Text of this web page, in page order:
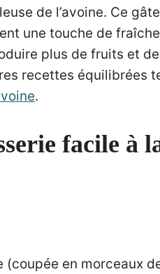
de l’avoine. Ce
une touche de
plus de fruits et
recettes équilibrées
.
facile à
en morceaux